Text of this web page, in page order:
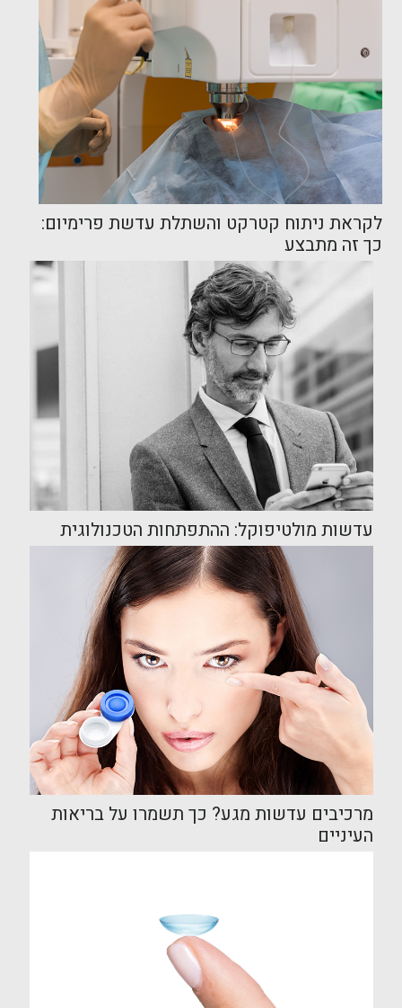
לקראת ניתוח קטרקט והשתלת עדשת פרימיום:
כך זה מתבצע
עדשות מולטיפוקל: ההתפתחות הטכנולוגית
מרכיבים עדשות מגע? כך תשמרו על בריאות
העיניים